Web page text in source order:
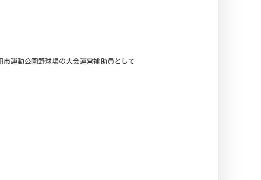
運動公園野球場の大会運営補助員として